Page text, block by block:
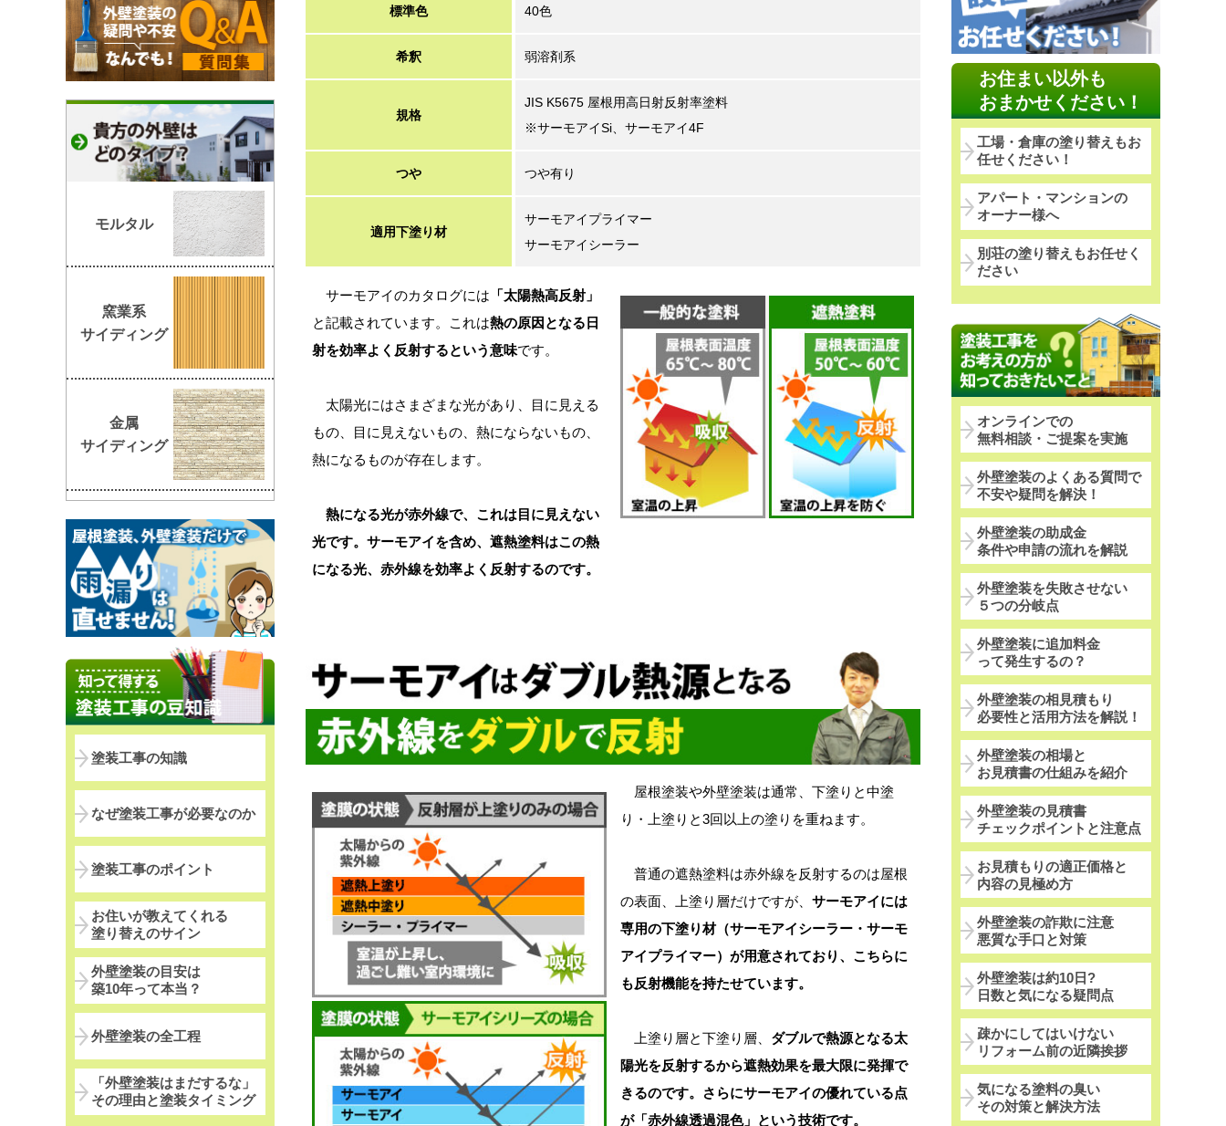
標準色 40色
希釈 弱溶剤系
規格
JIS K5675 屋根用高日射反射率塗料
※サーモアイSi、サーモアイ4F
つや つや有り
適用下塗り材
サーモアイプライマー
サーモアイシーラー
サーモアイのカタログには 「太陽熱高反射」
と記載されています。これは熱の原因となる日
射を効率よく反射するという意味です。
太陽光にはさまざまな光があり、目に見える
もの、目に見えないもの、熱にならないもの、
熱になるものが存在します。
熱になる光が赤外線で、これは目に見えない
光です。サーモアイを含め、遮熱塗料はこの熱
になる光、赤外線を効率よく反射するのです。
屋根塗装や外壁塗装は通常、下塗りと中塗
り・上塗りと3回以上の塗りを重ねます。
普通の遮熱塗料は赤外線を反射するのは屋根
の表面、上塗り層だけですが、 サーモアイには
専用の下塗り材（サーモアイシーラー・サーモ
アイプライマー）が用意されており、こちらに
も反射機能を持たせています。
上塗り層と下塗り層、 ダブルで熱源となる太
陽光を反射するから遮熱効果を最大限に発揮で
きるのです。さらにサーモアイの優れている点
が「赤外線透過混色」という技術です。
お住まい以外も
おまかせください！
工場・倉庫の塗り替えもお
任せください！
アパート・マンションの
オーナー様へ
別荘の塗り替えもお任せく
ださい
オンラインでの
無料相談・ご提案を実施
外壁塗装のよくある質問で
不安や疑問を解決！
外壁塗装の助成金
条件や申請の流れを解説
外壁塗装を失敗させない
５つの分岐点
外壁塗装に追加料金
って発生するの？
外壁塗装の相見積もり
必要性と活用方法を解説！
外壁塗装の相場と
お見積書の仕組みを紹介
外壁塗装の見積書
チェックポイントと注意点
お見積もりの適正価格と
内容の見極め方
外壁塗装の詐欺に注意
悪質な手口と対策
外壁塗装は約10日?
日数と気になる疑問点
疎かにしてはいけない
リフォーム前の近隣挨拶
気になる塗料の臭い
その対策と解決方法
モルタル
窯業系
サイディング
金属
サイディング
塗装工事の知識
なぜ塗装工事が必要なのか
塗装工事のポイント
お住いが教えてくれる
塗り替えのサイン
外壁塗装の目安は
築10年って本当？
外壁塗装の全工程
「外壁塗装はまだするな」
その理由と塗装タイミング